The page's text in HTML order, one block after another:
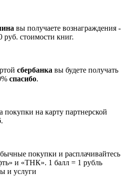
вы получаете вознаграждения -
руб. стоимости книг.
сбербанка вы будете получать
спасибо.
на карту партнерской
.
покупки и расплачивайтесь
и «ТНК». 1 балл = 1 рубль
и услуги